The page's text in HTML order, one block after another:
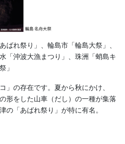
ばれ祭り」、輪島市「輪島大祭」、
「沖波大漁まつり」、珠洲「蛸島キ
」
の存在です。夏から秋にかけ、
形をした山車（だし）の一種が集落
の「あばれ祭り」が特に有名。